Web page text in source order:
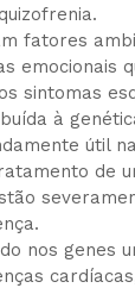
fatores
emocionais
sintomas
à
útil
de
nos genes